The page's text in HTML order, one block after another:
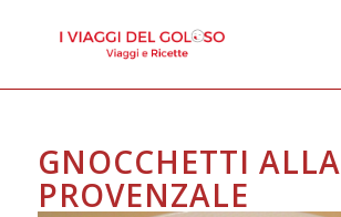
GNOCCHETTI ALLA
PROVENZALE